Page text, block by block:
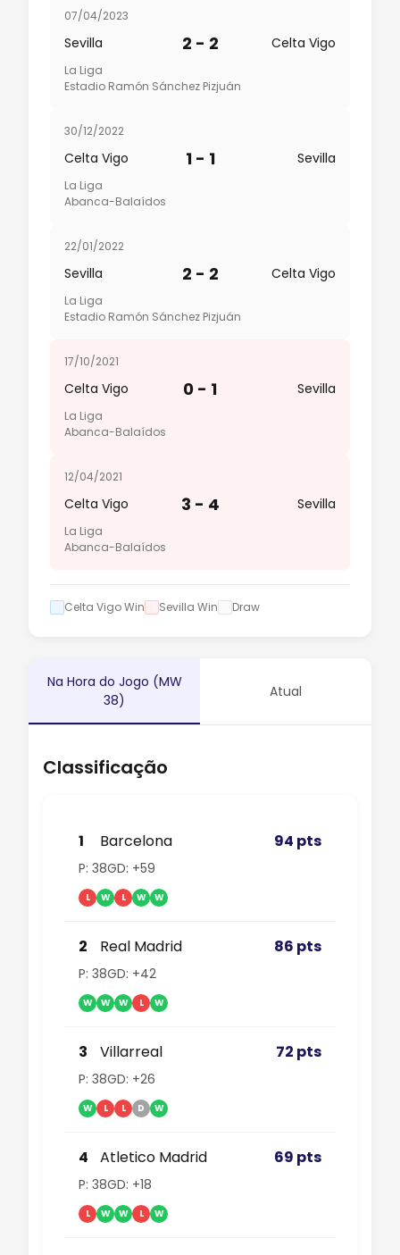
07/04/2023
Sevilla 2 - 2 Celta Vigo
La Liga
Estadio Ramón Sánchez Pizjuán
30/12/2022
Celta Vigo 1 - 1 Sevilla
La Liga
Abanca-Balaídos
22/01/2022
Sevilla 2 - 2 Celta Vigo
La Liga
Estadio Ramón Sánchez Pizjuán
17/10/2021
Celta Vigo 0 - 1 Sevilla
La Liga
Abanca-Balaídos
12/04/2021
Celta Vigo 3 - 4 Sevilla
La Liga
Abanca-Balaídos
Celta Vigo Win Sevilla Win Draw
Na Hora do Jogo (MW
38)
Atual
Classificação
1 Barcelona 94 pts
P: 38GD: +59
L W L W W
2 Real Madrid 86 pts
P: 38GD: +42
W W W L W
3 Villarreal 72 pts
P: 38GD: +26
W L L D W
4 Atletico Madrid 69 pts
P: 38GD: +18
L W W L W